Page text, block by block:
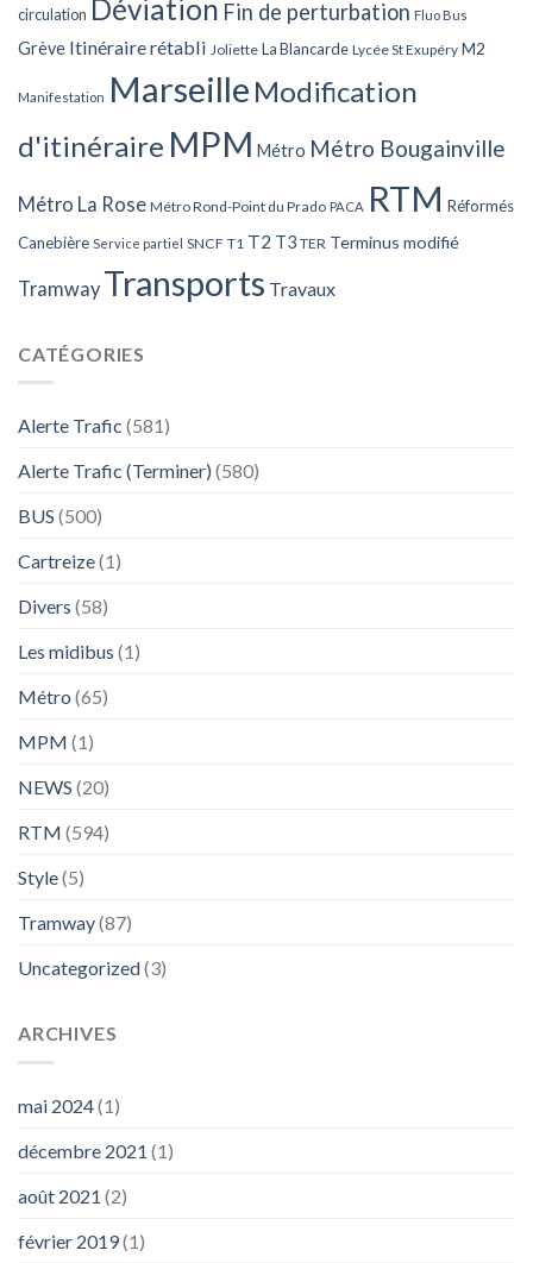
circulation Déviation Fin de perturbation Fluo Bus
Grève Itinéraire rétabli Joliette La Blancarde Lycée St Exupéry M2
Manifestation Marseille Modification
d'itinéraire MPM Métro Métro Bougainville
Métro La Rose Métro Rond-Point du Prado PACA RTM Réformés
Canebière Service partiel SNCF T1 T2 T3 TER Terminus modifié
Tramway Transports Travaux
CATÉGORIES
Alerte Trafic (581)
Alerte Trafic (Terminer) (580)
BUS (500)
Cartreize(1)
Divers (58)
Les midibus (1)
Métro (65)
MPM (1)
NEWS (20)
RTM (594)
Style(5)
Tramway(87)
Uncategorized(3)
ARCHIVES
mai 2024(1)
décembre 2021 (1)
août 2021 (2)
février 2019(1)